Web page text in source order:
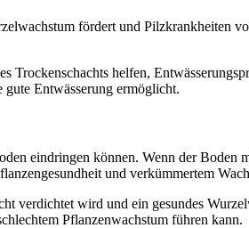
fördert und Pilzkrankheiten
helfen,
Entwässerung ermöglicht.
eindringen können. Wenn der Boden
und verkümmertem
verdichtet wird und ein gesundes
Pflanzenwachstum führen kann.